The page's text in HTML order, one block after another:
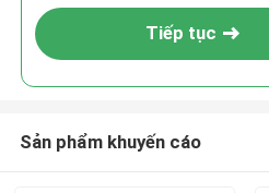
Tiếp tục
Sản phẩm khuyến cáo